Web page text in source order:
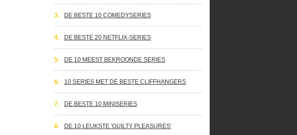
3. DE BESTE 10 COMEDYSERIES
4. DE BESTE 20 NETFLIX-SERIES
5. DE 10 MEEST BEKROONDE SERIES
6. 10 SERIES MET DE BESTE CLIFFHANGERS
7. DE BESTE 10 MINISERIES
8. DE 10 LEUKSTE 'GUILTY PLEASURES'